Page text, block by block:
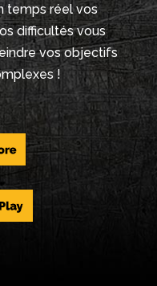
temps réel vos
difficultés vous
vos objectifs
!